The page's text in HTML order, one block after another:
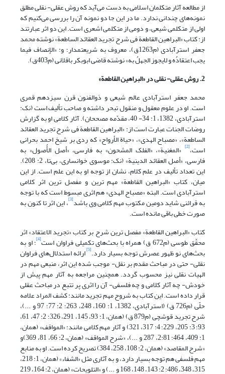
از مطالعه آثار متکلمان اسلامی به دست می‌آید که روش عقلی- نقلی مطلق
نمونه‌های چندانی ندارد. ما در این جا دو نمونه آن را بررسی می‌کنیم که
اولی از متکلمی شیعی، و دومی از متکلمی اشعری است. این دو اثر عبارتند
از: کتاب «البراهین القاطعة فی شرح تجرید العقائد الساطعة» نوشته محمد
جعفر استرآبادی (م1263ق)، معروف به شریعتمدار؛ و: «الإنصاف فیما
یجب اعتقادُه و لایجوز الجهلُ به» نوشته قاضی ابوبکر باقلانی (م403ق).
2. روش عقلی- نقلی در «البراهین
القاطعة»
محمد جعفر استرآبادی عالم شیعی و ذوالفنون قرن سیزدهم قمری
است. او در علوم معقول و منقول تبحر داشته و صاحب تألیف است (نک:
استرآبادی، 1382، 1: 34- 40، مقدّمه مصححان). آثار کلامی او به گزارش
روضات الجنات عبارت است از: «البراهین القاطعة فی شرح تجرید العقائد
الساطعة»، «مصباح الهدی»، «حیاة الأرواح» که ردی بر شیخ احمد بحرانی
است،[2] «المغنیة»، «الفلک المشحون» به فارسی، «أصل الأُصول» به
فارسی، «أصل العقائد الدینیة» (نک: موسوی خوانساری، بی‌تا، 2: 208).
این تعداد تألیف در علم کلام، نشان از توجه او به این علم است. از این
میان، کتاب «البراهین القاطعة» مهم ترین و مفصل ترین اثر کلامی
استرآبادی است. البته «مصباح الهدی» هم اثری مبسوط است که با توجه
به قرائنی شاید دومین مکتوب مهم کلامی وی باشد[3] ، این اثر تا کنون به
صورت خطی باقی مانده است.
کتاب «البراهین القاطعة» مفصل ترین شرح بر کتاب «تجرید الاعتقاد» اثر
محقّق طوسی (م672 ق) همراه با بحث‌های تکمیلی فراوان است [4] ؛ او به
بحث‌های نو ظهور عصرش توجه بسیار دارد.[5] ارائه استدلال‌های فراوان
نقلی- حتی در مباحث مقدم بر نقل- موجب شده این اثر، منبعی مهم در
الهیات نقلی نیز محسوب گردد. هم‏چنین مراجعه به آثار مهم پیش از
خودش- چه آثار کلامی و چه فلسفی- آن را اثری پر تتبع در مباحث عقلی
قرار داده است. این کتاب به شروح مهم تجرید مانند: کشف المراد علامه
حلّی (م726 ق) (استرآبادی، 1382، 1: 160، 248، 263؛ 2: 77؛ 97 و ...)،
شرح تجرید قوشچی (م879 ق) (همان، 1: 93، 145، 291، 326؛ 2: 47، 61،
93؛ 3: 205، 229؛ 4: 317، 321) و آثار مهم کلامی مانند: «المواقف» (همان،
1: 409، 464؛ 2:81، 287 و ...)، «شرح المواقف» (همان، 2: 66، 81، 369)و
«شرح المقاصد» (همان، 2: 108، 258، 384) تصریح کرده است. او به منابع
مهم فلسفی هم توجه بسیار دارد، و به آثاری مثل «الشفاء» (همان، 1: 218،
315، 348، 486؛ 2: 143، 148، 168 و ...) و «التلویحات» (همان، 2: 164، 219